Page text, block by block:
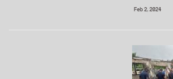
Feb 2, 2024